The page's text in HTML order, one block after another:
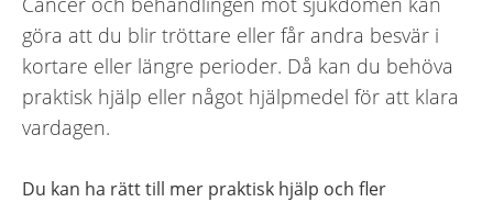
göra att du blir tröttare eller får andra besvär i
kortare eller längre perioder. Då kan du behöva
praktisk hjälp eller något hjälpmedel för att klara
vardagen.
Du kan ha rätt till mer praktisk hjälp och fler